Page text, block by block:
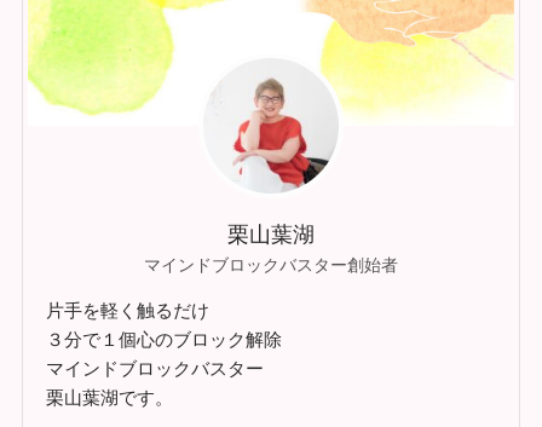
栗山葉湖
マインドブロックバスター創始者
片手を軽く触るだけ
３分で１個心のブロック解除
マインドブロックバスター
栗山葉湖です。